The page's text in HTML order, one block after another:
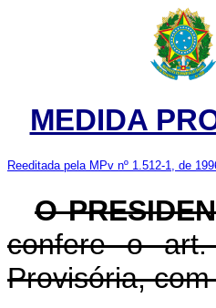
MEDIDA
Reeditada pela MPv nº 1.512-1, de
O
confere o
Provisória,